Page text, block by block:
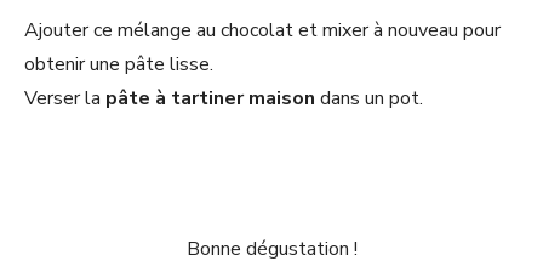
Ajouter ce mélange au chocolat et mixer à nouveau pour
obtenir une pâte lisse.
Verser la pâte à tartiner maison dans un pot.
Bonne dégustation !